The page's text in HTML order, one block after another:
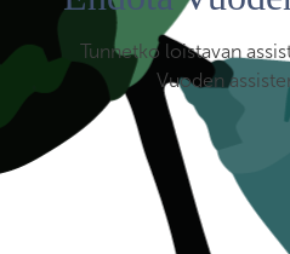
Tunnetko loistavan
Vuoden